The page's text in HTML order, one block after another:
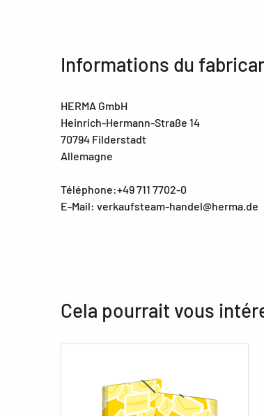
Informations du
HERMA GmbH
Heinrich-Hermann-Straße 14
70794 Filderstadt
Allemagne
Téléphone:+49 711 7702-0
E-Mail: verkaufsteam-handel@herma.de
Cela pourrait vous